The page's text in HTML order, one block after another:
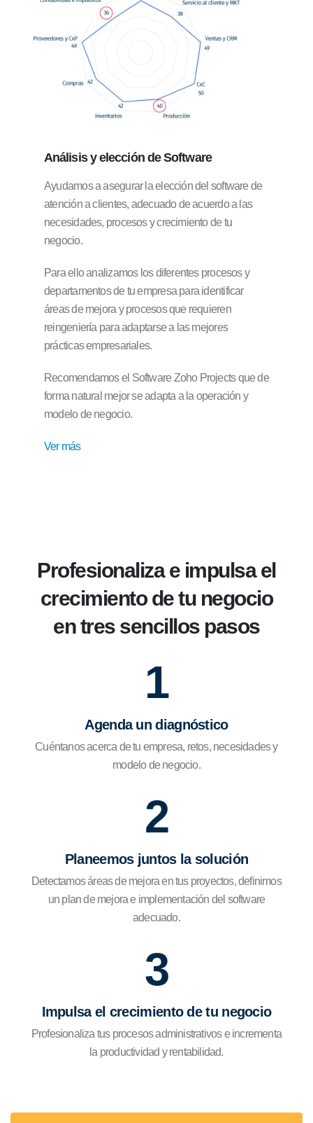
Análisis y elecciónde Software
Ayudamos a asegurar la elección del software de
atención a clientes, adecuado de acuerdo a las
necesidades, procesos y crecimiento de tu
negocio.
Para ello analizamos los diferentes procesos y
departamentos de tu empresa para identificar
áreas de mejora y procesos que requieren
reingeniería para adaptarse a las mejores
prácticas empresariales.
Recomendamos el Software Zoho Projects que de
forma natural mejor se adapta a la operación y
modelo de negocio.
Ver más
Profesionaliza e impulsa el
crecimiento de tu negocio
en tres sencillos pasos
1
Agenda un diagnóstico
Cuéntanos acerca de tu empresa, retos, necesidades y
modelo de negocio.
2
Planeemos juntos la solución
Detectamos áreas de mejora en tus proyectos, definimos
un plan de mejora e implementación del software
adecuado.
3
Impulsa el crecimiento de tu negocio
Profesionaliza tus procesos administrativos e incrementa
la productividad y rentabilidad.